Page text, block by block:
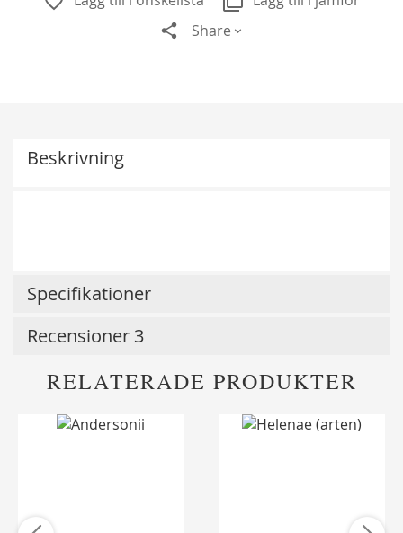
Share
Beskrivning
Specifikationer
Recensioner 3
RELATERADE PRODUKTER